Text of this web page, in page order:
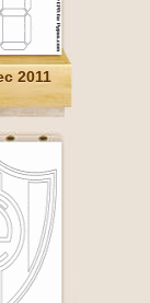
2011